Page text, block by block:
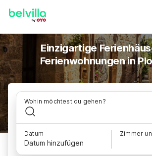
Einzigartige
Ferienwohnungen in
Wohin möchtest du gehen?
Datum
Datum hinzufügen
Zimmer